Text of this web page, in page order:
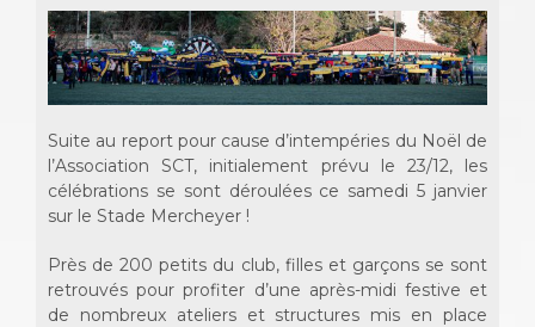
Suite au report pour cause d’intempéries du Noël de
l’Association SCT, initialement prévu le 23/12, les
célébrations se sont déroulées ce samedi 5 janvier
sur le Stade Mercheyer !
Près de 200 petits du club, filles et garçons se sont
retrouvés pour profiter d’une après-midi festive et
de nombreux ateliers et structures mis en place